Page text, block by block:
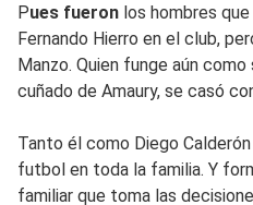
Pues fueron los hombres
Fernando Hierro en el club,
Manzo. Quien funge aún
cuñado de Amaury, se casó
Tanto él como Diego
futbol en toda la familia. Y
familiar que toma las